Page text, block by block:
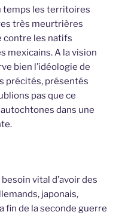
temps les territoires
très meurtrières
contre les natifs
mexicains. A la vision
bien l’idéologie de
précités, présentés
pas que ce
dans une
vital d’avoir des
japonais,
fin de la seconde guerre